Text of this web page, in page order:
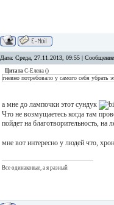
Дата: Среда, 27.11.2013, 09:55 |
Цитата С-Елена ()
гневно потребовало у самого себя убрать
а мне до лампочки этот сундук
Что не возмущаетесь когда там
пойдет на благотворительность,
мне вот интересно у людей что,
Все одинаковые, а я разный